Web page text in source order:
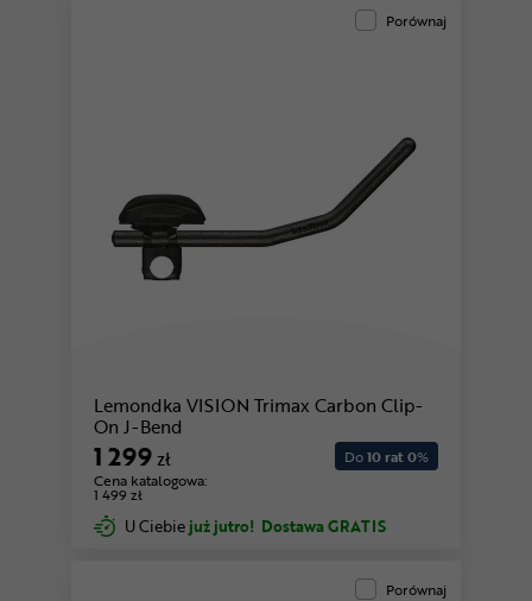
Porównaj
Lemondka VISION Trimax Carbon Clip-
On J-Bend
1 299zł
Cena katalogowa:
1 499 zł
Do10 rat 0%
U Ciebie już jutro! Dostawa GRATIS
Porównaj